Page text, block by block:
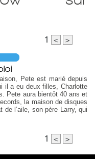
1 < >
Pete est marié depuis
il a eu deux filles, Charlotte
Pete aura bientôt 40 ans et
la maison de disques
de l’aile, son père Larry, qui
1 < >